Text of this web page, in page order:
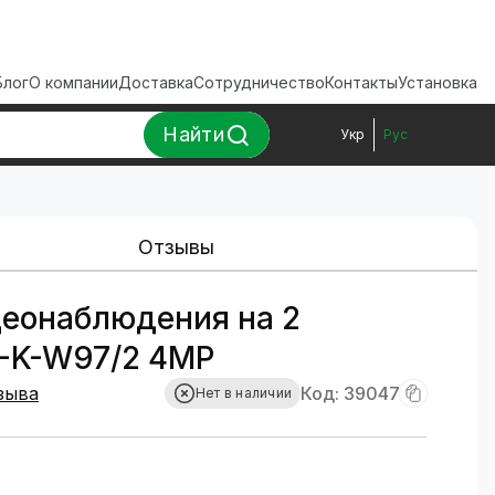
О компанииДоставкаСотрудничествоКонтактыУстановка
Найти Укр Рус
Отзывы
на 2
W97/2 4MP
Нет в наличии Код: 39047